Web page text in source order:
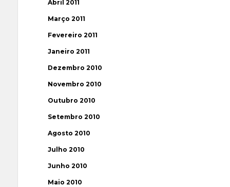
Abril 2011
Março 2011
Fevereiro 2011
Janeiro 2011
Dezembro 2010
Novembro 2010
Outubro 2010
Setembro 2010
Agosto 2010
Julho 2010
Junho 2010
Maio 2010